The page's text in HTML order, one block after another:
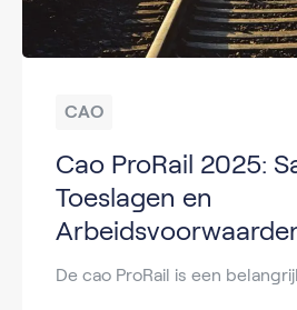
CAO
Cao ProRail 2025:
Toeslagen en